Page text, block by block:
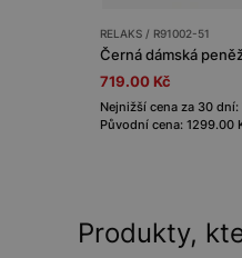
RELAKS / R91002-51
719.00 Kč
Nejnižší cena za 30
Původní cena: 1299.00
Produkty,